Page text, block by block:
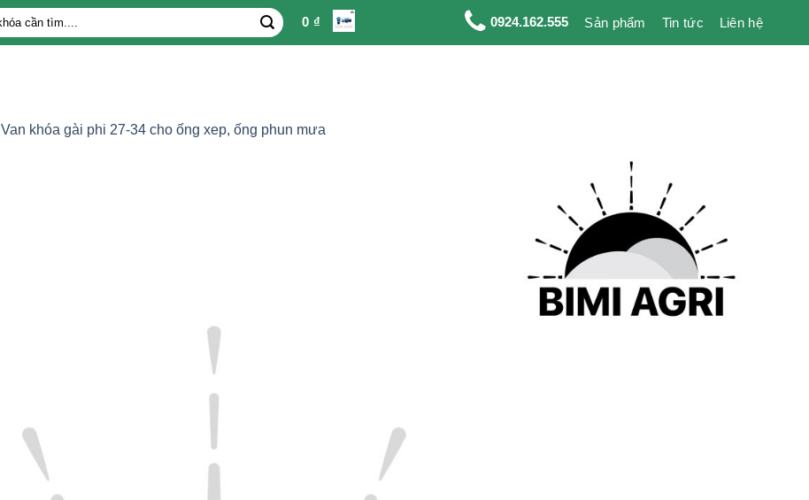
0 ₫ 0924.162.555 Sản phẩm Tin tức Liên hệ
Van khóa gài phi 27-34 cho ống xep, ống phun mưa